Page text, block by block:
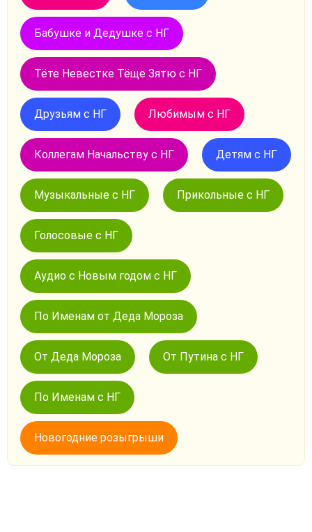
Бабушке и Дедушке с НГ
Тёте Невестке Тёще Зятю с НГ
Друзьям с НГ Любимым с НГ
Коллегам Начальству с НГ Детям с НГ
Музыкальные с НГ Прикольные с НГ
Голосовые с НГ
Аудио с Новым годом с НГ
По Именам от Деда Мороза
От Деда Мороза От Путина с НГ
По Именам с НГ
Новогодние розыгрыши